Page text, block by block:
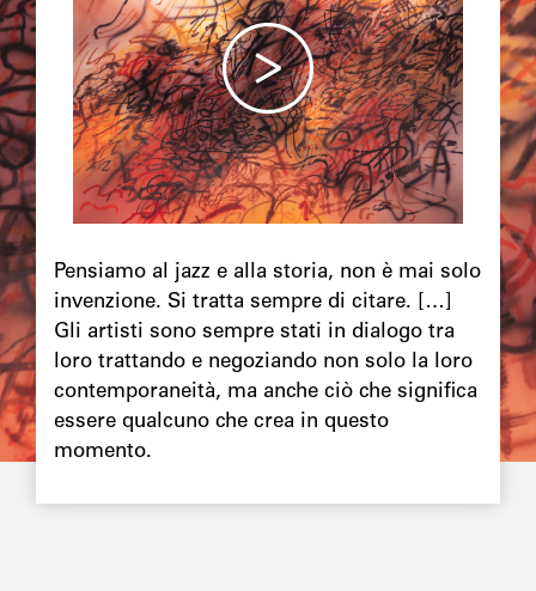
Pensiamo al jazz e alla storia, non è mai solo
invenzione. Si tratta sempre di citare. […]
Gli artisti sono sempre stati in dialogo tra
loro trattando e negoziando non solo la loro
contemporaneità, ma anche ciò che significa
essere qualcuno che crea in questo
momento.